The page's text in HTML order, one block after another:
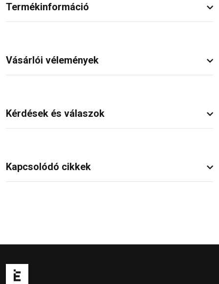
Termékinformáció
Vásárlói vélemények
Kérdések és válaszok
Kapcsolódó cikkek